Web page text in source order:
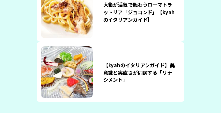
大箱が活気で賑わうローマトラ
ットリア「ジョコンド」【kyah
のイタリアンガイド】
【kyahのイタリアンガイド】美
意識と実直さが同居する「リナ
シメント」